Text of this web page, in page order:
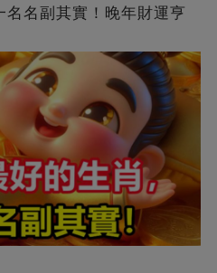
名副其實！晚年財運亨